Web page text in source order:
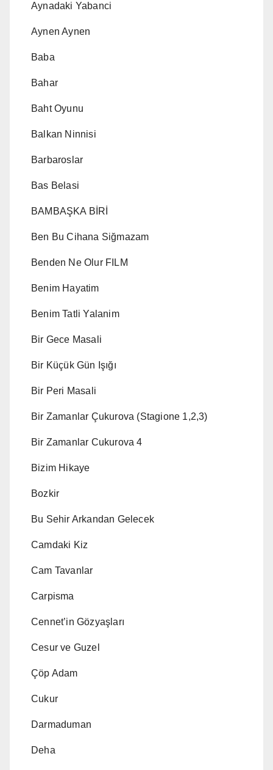
Aynadaki Yabanci
Aynen Aynen
Baba
Bahar
Baht Oyunu
Balkan Ninnisi
Barbaroslar
Bas Belasi
BAMBAŞKA BİRİ
Ben Bu Cihana Siğmazam
Benden Ne Olur FILM
Benim Hayatim
Benim Tatli Yalanim
Bir Gece Masali
Bir Küçük Gün Işığı
Bir Peri Masali
Bir Zamanlar Çukurova (Stagione 1,2,3)
Bir Zamanlar Cukurova 4
Bizim Hikaye
Bozkir
Bu Sehir Arkandan Gelecek
Camdaki Kiz
Cam Tavanlar
Carpisma
Cennet’in Gözyaşları
Cesur ve Guzel
Çöp Adam
Cukur
Darmaduman
Deha